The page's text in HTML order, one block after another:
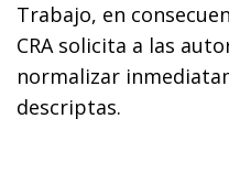
Trabajo, en
CRA solicita a las
normalizar
descriptas.